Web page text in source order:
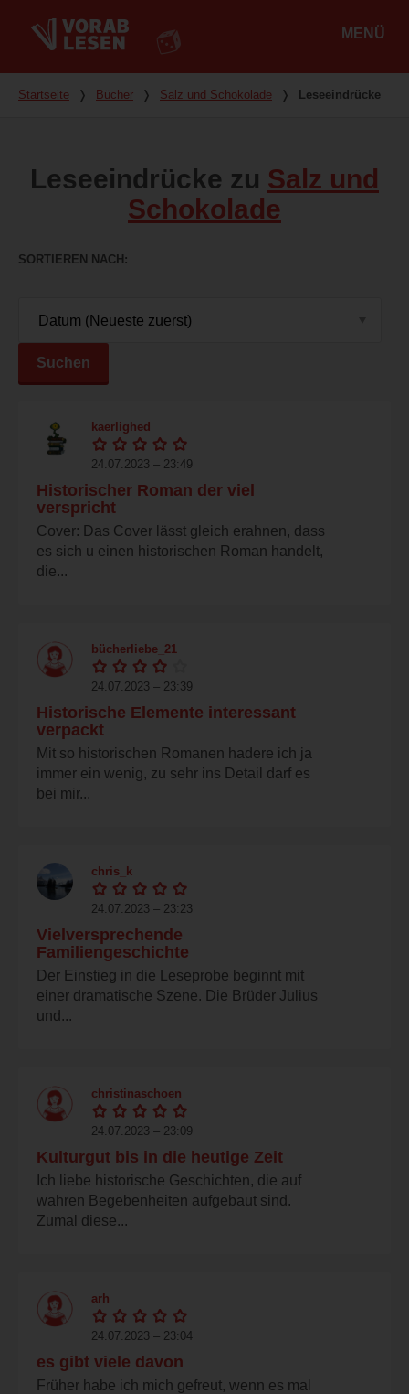
MENÜ
Du bist hier
Startseite ❭ Bücher ❭ Salz und Schokolade ❭ Leseeindrücke
Leseeindrücke zu Salz und
Schokolade
SORTIEREN NACH
Suchen
kaerlighed
24.07.2023 – 23:49
Historischer Roman der viel
verspricht
Cover: Das Cover lässt gleich erahnen, dass
es sich u einen historischen Roman handelt,
die...
bücherliebe_21
24.07.2023 – 23:39
Historische Elemente interessant
verpackt
Mit so historischen Romanen hadere ich ja
immer ein wenig, zu sehr ins Detail darf es
bei mir...
chris_k
24.07.2023 – 23:23
Vielversprechende
Familiengeschichte
Der Einstieg in die Leseprobe beginnt mit
einer dramatische Szene. Die Brüder Julius
und...
christinaschoen
24.07.2023 – 23:09
Kulturgut bis in die heutige Zeit
Ich liebe historische Geschichten, die auf
wahren Begebenheiten aufgebaut sind.
Zumal diese...
arh
24.07.2023 – 23:04
es gibt viele davon
Früher habe ich mich gefreut, wenn es mal